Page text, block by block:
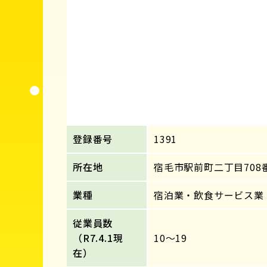
登録番号
1391
所在地
宿毛市駅前町二丁目708
業種
宿泊業・飲食サービス業
従業員数
（R7.4.1現
在）
10～19